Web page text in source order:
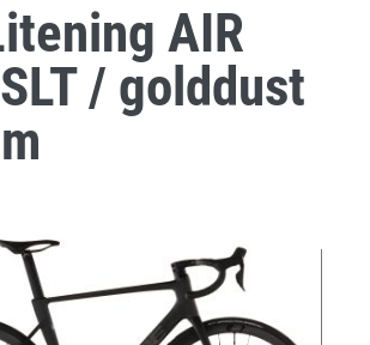
AIR
/ golddust